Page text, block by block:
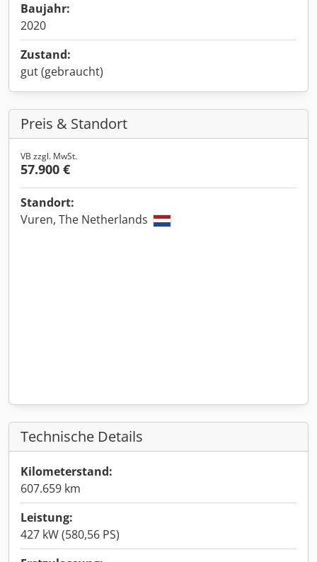
Baujahr:
2020
Zustand:
gut (gebraucht)
Preis & Standort
VB zzgl. MwSt.
57.900 €
Standort:
Vuren, The Netherlands
Technische Details
Kilometerstand:
607.659 km
Leistung:
427 kW (580,56 PS)